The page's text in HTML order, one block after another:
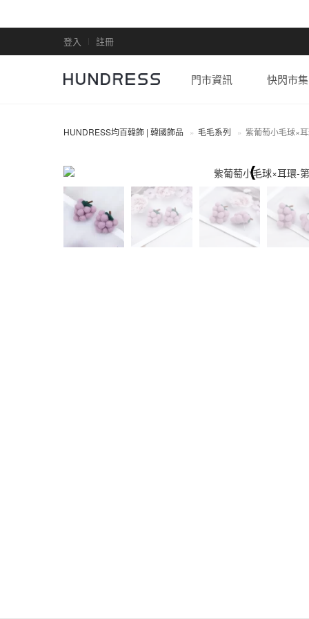
登入 註冊
門市資訊 快閃市集
HUNDRESS均百韓飾 | 韓國飾品 毛毛系列 紫葡萄小毛球×
全部商品